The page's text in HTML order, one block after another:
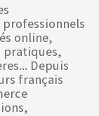
online,
pratiques,
Depuis
français